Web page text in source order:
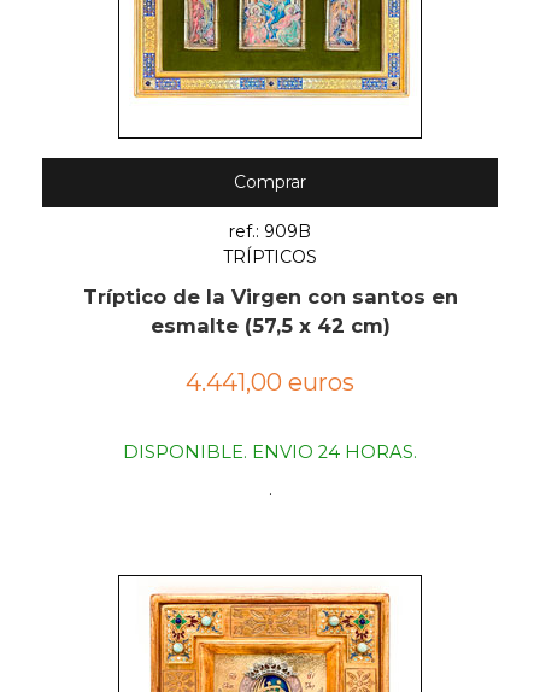
Comprar
ref.: 909B
TRÍPTICOS
Tríptico de la Virgen con santos en
esmalte (57,5 x 42 cm)
4.441,00 euros
DISPONIBLE. ENVIO 24 HORAS.
.